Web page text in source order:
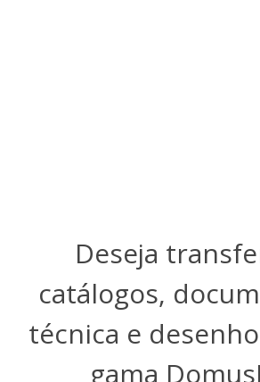
Deseja
catálogos,
técnica e
gama